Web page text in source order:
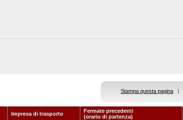
Stampa questa pagina |
Impresa di trasporto
Fermate precedenti
(orario di partenza)